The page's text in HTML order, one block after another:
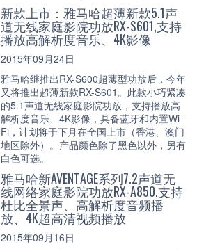
新款上市：雅马哈超薄新款5.1声
道无线家庭影院功放RX-S601,支持
播放高解析度音乐、4K影像
2015年09月24日
雅马哈继推出RX-S600超薄型功放后，今年
又将推出超薄新款RX-S601。此款小巧紧凑
的5.1声道无线家庭影院功放，支持播放高
解析度音乐、4K影像，具备蓝牙和内置Wi-
Fi，计划将于下月在全国上市（香港、澳门
地区除外）。产品颜色除了黑色以外，另有
白色可选。
雅马哈新AVENTAGE系列7.2声道无
线网络家庭影院功放RX-A850,支持
杜比全景声、高解析度音频播
放、4K超高清视频播放
2015年09月16日